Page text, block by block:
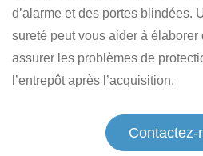
d’alarme et des portes blindées.
sureté peut vous aider à élaborer
assurer les problèmes de
l’entrepôt après l’acquisition.
Contactez-